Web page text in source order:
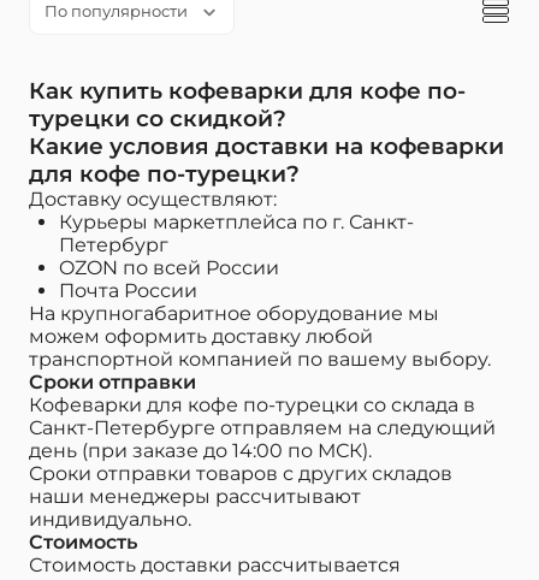
По популярности
Как купить кофеварки для кофе по-
турецки со скидкой?
Какие условия доставки на кофеварки
для кофе по-турецки?
Доставку осуществляют:
Курьеры маркетплейса по г. Санкт-
Петербург
OZON по всей России
Почта России
На крупногабаритное оборудование мы
можем оформить доставку любой
транспортной компанией по вашему выбору.
Сроки отправки
Кофеварки для кофе по-турецки со склада в
Санкт-Петербурге отправляем на следующий
день (при заказе до 14:00 по МСК).
Сроки отправки товаров с других складов
наши менеджеры рассчитывают
индивидуально.
Стоимость
Стоимость доставки рассчитывается